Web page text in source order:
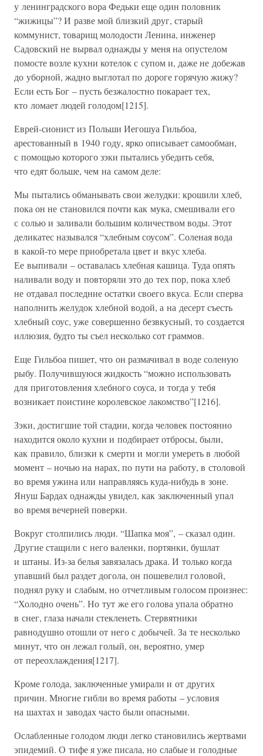
у ленинградского вора Федьки еще один половник
“жижицы”? И разве мой близкий друг, старый
коммунист, товарищ молодости Ленина, инженер
Садовский не вырвал однажды у меня на опустелом
помосте возле кухни котелок с супом и, даже не добежав
до уборной, жадно выглотал по дороге горячую жижу?
Если есть Бог – пусть безжалостно покарает тех,
кто ломает людей голодом[1215].
Еврей-сионист из Польши Иегошуа Гильбоа,
арестованный в 1940 году, ярко описывает самообман,
с помощью которого зэки пытались убедить себя,
что едят больше, чем на самом деле:
Мы пытались обманывать свои желудки: крошили хлеб,
пока он не становился почти как мука, смешивали его
с солью и заливали большим количеством воды. Этот
деликатес назывался “хлебным соусом”. Соленая вода
в какой-то мере приобретала цвет и вкус хлеба.
Ее выпивали – оставалась хлебная кашица. Туда опять
наливали воду и повторяли это до тех пор, пока хлеб
не отдавал последние остатки своего вкуса. Если сперва
наполнить желудок хлебной водой, а на десерт съесть
хлебный соус, уже совершенно безвкусный, то создается
иллюзия, будто ты съел несколько сот граммов.
Еще Гильбоа пишет, что он размачивал в воде соленую
рыбу. Получившуюся жидкость “можно использовать
для приготовления хлебного соуса, и тогда у тебя
возникает поистине королевское лакомство”[1216].
Зэки, достигшие той стадии, когда человек постоянно
находится около кухни и подбирает отбросы, были,
как правило, близки к смерти и могли умереть в любой
момент – ночью на нарах, по пути на работу, в столовой
во время ужина или направляясь куда-нибудь в зоне.
Януш Бардах однажды увидел, как заключенный упал
во время вечерней поверки.
Вокруг столпились люди. “Шапка моя”, – сказал один.
Другие стащили с него валенки, портянки, бушлат
и штаны. Из-за белья завязалась драка. И только когда
упавший был раздет догола, он пошевелил головой,
поднял руку и слабым, но отчетливым голосом произнес:
“Холодно очень”. Но тут же его голова упала обратно
в снег, глаза начали стекленеть. Стервятники
равнодушно отошли от него с добычей. За те несколько
минут, что он лежал голый, он, вероятно, умер
от переохлаждения[1217].
Кроме голода, заключенные умирали и от других
причин. Многие гибли во время работы – условия
на шахтах и заводах часто были опасными.
Ослабленные голодом люди легко становились жертвами
эпидемий. О тифе я уже писала, но слабые и голодные